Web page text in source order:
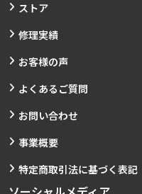
ストア
修理実績
お客様の声
よくあるご質問
お問い合わせ
事業概要
特定商取引法に基づく表記